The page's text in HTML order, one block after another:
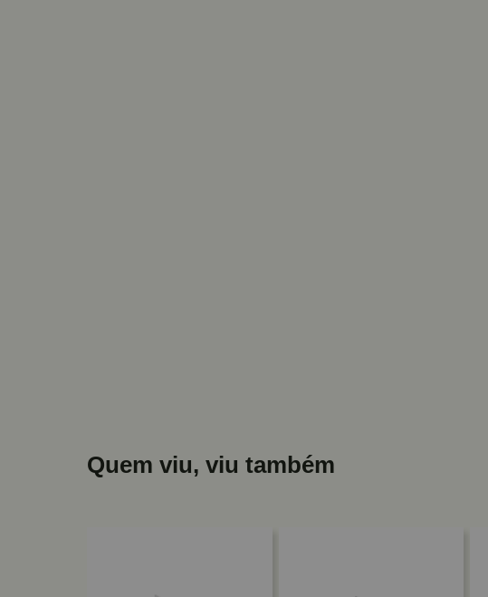
Quem viu, viu também